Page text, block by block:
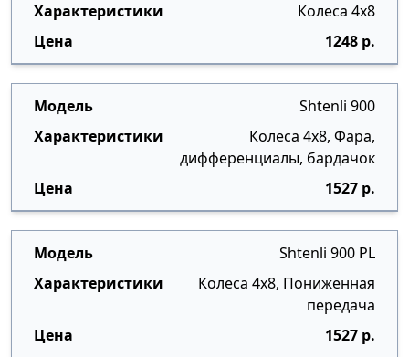
Колеса 4х8
1248 р.
Shtenli 900
Колеса 4х8, Фара,
дифференциалы, бардачок
1527 р.
Shtenli 900 PL
Колеса 4х8, Пониженная
передача
1527 р.